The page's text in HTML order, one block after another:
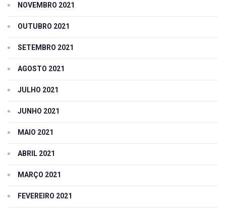
NOVEMBRO 2021
OUTUBRO 2021
SETEMBRO 2021
AGOSTO 2021
JULHO 2021
JUNHO 2021
MAIO 2021
ABRIL 2021
MARÇO 2021
FEVEREIRO 2021